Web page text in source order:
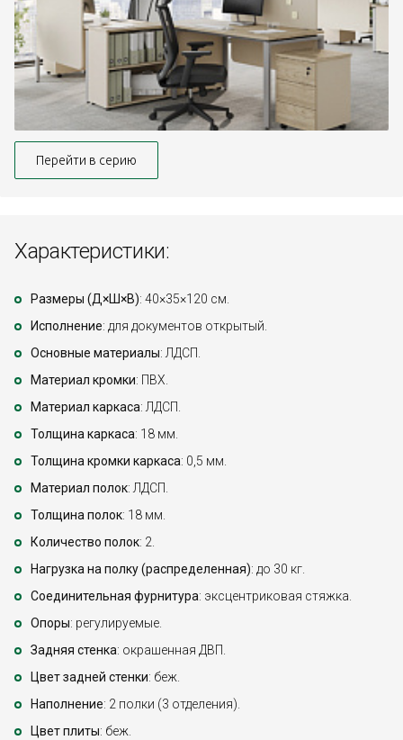
Перейти в серию
Характеристики:
Размеры (Д×Ш×В): 40×35×120 см.
Исполнение: для документов открытый.
Основные материалы: ЛДСП.
Материал кромки: ПВХ.
Материал каркаса: ЛДСП.
Толщина каркаса: 18 мм.
Толщина кромки каркаса: 0,5 мм.
Материал полок: ЛДСП.
Толщина полок: 18 мм.
Количество полок: 2.
Нагрузка на полку (распределенная): до 30 кг.
Соединительная фурнитура: эксцентриковая стяжка.
Опоры: регулируемые.
Задняя стенка: окрашенная ДВП.
Цвет задней стенки: беж.
Наполнение: 2 полки (3 отделения).
Цвет плиты: беж.